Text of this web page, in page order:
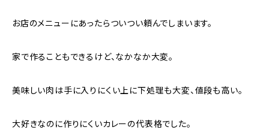
お店のメニューにあったらついつい頼んでしまいます。
家で作ることもできるけど、なかなか大変。
美味しい肉は手に入りにくい上に下処理も大変、値段も高い。
大好きなのに作りにくいカレーの代表格でした。